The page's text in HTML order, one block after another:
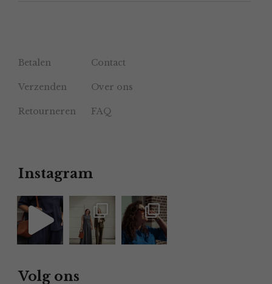
Betalen Contact
Verzenden Over ons
Retourneren FAQ
Instagram
Volg ons